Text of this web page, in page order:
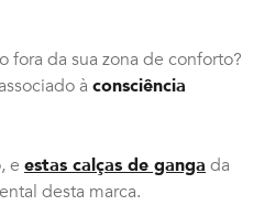
fora da sua zona de conforto?
à consciência
e estas calças de ganga da
desta marca.